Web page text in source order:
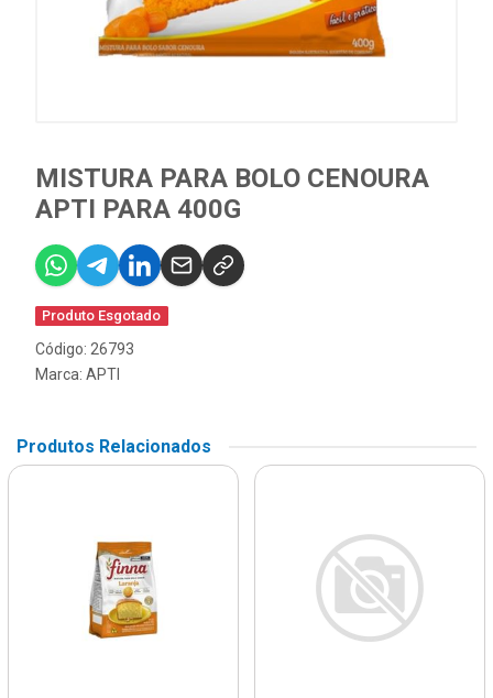
MISTURA PARA BOLO CENOURA
APTI PARA 400G
Produto Esgotado
Código: 26793
Marca: APTI
Produtos Relacionados